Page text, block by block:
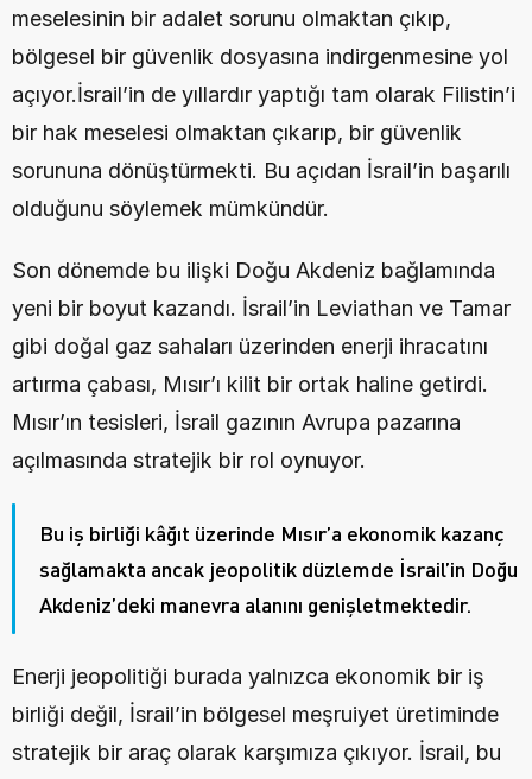
meselesinin bir adalet sorunu olmaktan çıkıp,
bölgesel bir güvenlik dosyasına indirgenmesine yol
açıyor.İsrail’in de yıllardır yaptığı tam olarak Filistin’i
bir hak meselesi olmaktan çıkarıp, bir güvenlik
sorununa dönüştürmekti. Bu açıdan İsrail’in başarılı
olduğunu söylemek mümkündür.
Son dönemde bu ilişki Doğu Akdeniz bağlamında
yeni bir boyut kazandı. İsrail’in Leviathan ve Tamar
gibi doğal gaz sahaları üzerinden enerji ihracatını
artırma çabası, Mısır’ı kilit bir ortak haline getirdi.
Mısır’ın tesisleri, İsrail gazının Avrupa pazarına
açılmasında stratejik bir rol oynuyor.
Bu iş birliği kâğıt üzerinde Mısır’a ekonomik kazanç
sağlamakta ancak jeopolitik düzlemde İsrail’in Doğu
Akdeniz’deki manevra alanını genişletmektedir.
Enerji jeopolitiği burada yalnızca ekonomik bir iş
birliği değil, İsrail’in bölgesel meşruiyet üretiminde
stratejik bir araç olarak karşımıza çıkıyor. İsrail, bu